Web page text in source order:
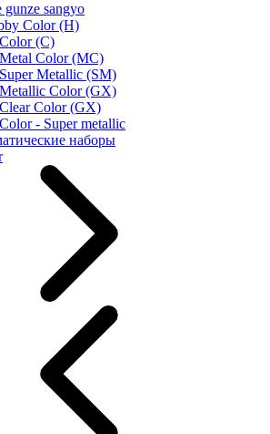
gunze sangyo
Color (H)
(C)
Color (MC)
Metallic (SM)
Color (GX)
Color (GX)
- Super metallic
наборы